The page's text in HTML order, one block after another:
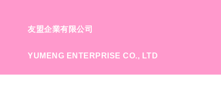
友盟企業有限公司
YUMENG ENTERPRISE CO., LTD